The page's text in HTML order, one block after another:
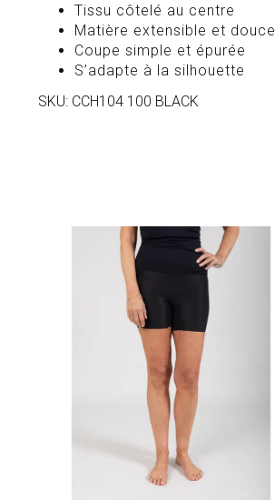
Tissu côtelé au centre
Matière extensible et douce
Coupe simple et épurée
S’adapte à la silhouette
SKU: CCH104 100 BLACK